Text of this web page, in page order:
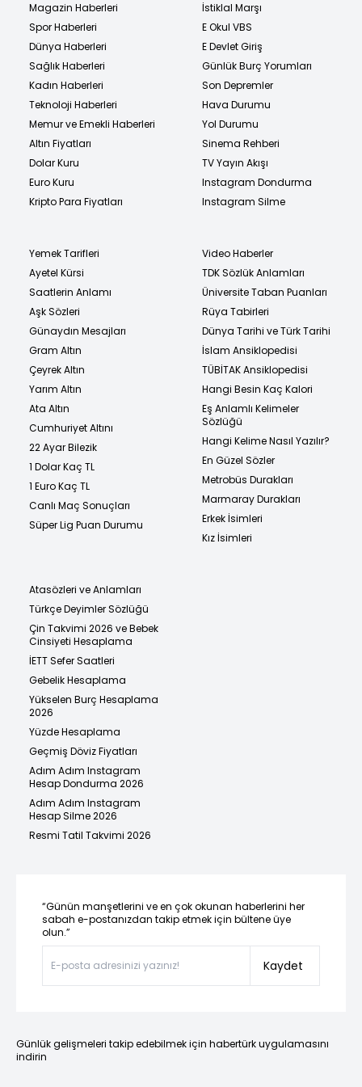
Magazin Haberleri
Spor Haberleri
Dünya Haberleri
Sağlık Haberleri
Kadın Haberleri
Teknoloji Haberleri
Memur ve Emekli Haberleri
Altın Fiyatları
Dolar Kuru
Euro Kuru
Kripto Para Fiyatları
İstiklal Marşı
E Okul VBS
E Devlet Giriş
Günlük Burç Yorumları
Son Depremler
Hava Durumu
Yol Durumu
Sinema Rehberi
TV Yayın Akışı
Instagram Dondurma
Instagram Silme
Yemek Tarifleri
Ayetel Kürsi
Saatlerin Anlamı
Aşk Sözleri
Günaydın Mesajları
Gram Altın
Çeyrek Altın
Yarım Altın
Ata Altın
Cumhuriyet Altını
22 Ayar Bilezik
1 Dolar Kaç TL
1 Euro Kaç TL
Canlı Maç Sonuçları
Süper Lig Puan Durumu
Video Haberler
TDK Sözlük Anlamları
Üniversite Taban Puanları
Rüya Tabirleri
Dünya Tarihi ve Türk Tarihi
İslam Ansiklopedisi
TÜBİTAK Ansiklopedisi
Hangi Besin Kaç Kalori
Eş Anlamlı Kelimeler
Sözlüğü
Hangi Kelime Nasıl Yazılır?
En Güzel Sözler
Metrobüs Durakları
Marmaray Durakları
Erkek İsimleri
Kız İsimleri
Atasözleri ve Anlamları
Türkçe Deyimler Sözlüğü
Çin Takvimi 2026 ve Bebek
Cinsiyeti Hesaplama
İETT Sefer Saatleri
Gebelik Hesaplama
Yükselen Burç Hesaplama
2026
Yüzde Hesaplama
Geçmiş Döviz Fiyatları
Adım Adım Instagram
Hesap Dondurma 2026
Adım Adım Instagram
Hesap Silme 2026
Resmi Tatil Takvimi 2026
“Günün manşetlerini ve en çok okunan haberlerini her
sabah e-postanızdan takip etmek için bültene üye
olun.”
Kaydet
Günlük gelişmeleri takip edebilmek için habertürk uygulamasını
indirin